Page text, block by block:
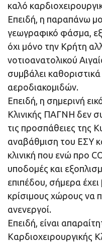
καλό
Επειδή, η παραπάνω
γεωγραφικό φάσμα,
όχι μόνο την Κρήτη
νοτιοανατολικού
συμβάλει
αεροδιακομιδών.
Επειδή, η σημερινή
Κλινικής ΠΑΓΝΗ δεν
τις προσπάθειες της
αναβάθμιση του ΕΣΥ
κλινική που ενώ προ
υποδομές και
επιπέδου, σήμερα έχει
κρίσιμους χώρους να
ανενεργοί.
Επειδή, είναι
Καρδιοχειρουργικής